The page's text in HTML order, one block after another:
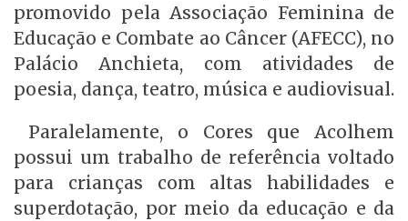
promovido pela Associação Feminina de
Educação e Combate ao Câncer (AFECC), no
Palácio Anchieta, com atividades de
poesia, dança, teatro, música e audiovisual.
Paralelamente, o Cores que Acolhem
possui um trabalho de referência voltado
para crianças com altas habilidades e
superdotação, por meio da educação e da